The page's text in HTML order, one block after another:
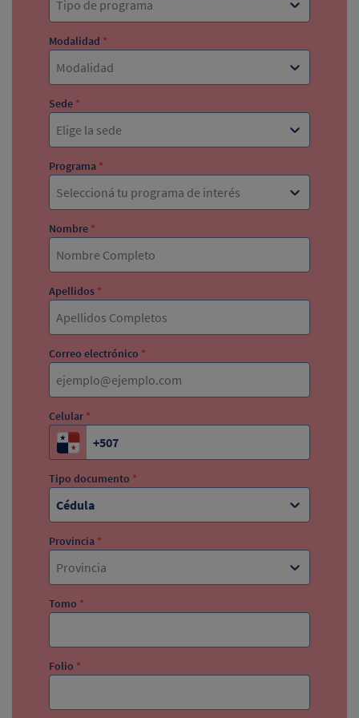
Tipo de programa
Modalidad *
Modalidad
Sede *
Elige la sede
Programa *
Seleccioná tu programa de interés
Nombre *
Apellidos *
Correo electrónico *
Celular *
Tipo documento *
Cédula
Provincia *
Provincia
Tomo *
Folio *